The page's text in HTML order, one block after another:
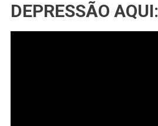
DEPRESSÃO AQUI: